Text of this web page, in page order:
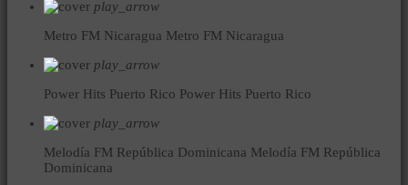
play_arrow
Metro FM Nicaragua Metro FM Nicaragua
play_arrow
Power Hits Puerto Rico Power Hits Puerto Rico
play_arrow
Melodía FM República Dominicana Melodía FM República
Dominicana